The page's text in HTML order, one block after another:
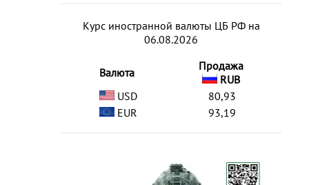
Курс иностранной валюты ЦБ РФ на
06.08.2026
Валюта
Продажа
RUB
USD
80,93
EUR
93,19